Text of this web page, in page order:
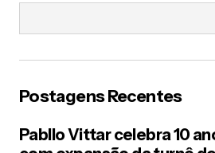
E-mail*
Postagens Recentes
Pabllo Vittar celebra 10